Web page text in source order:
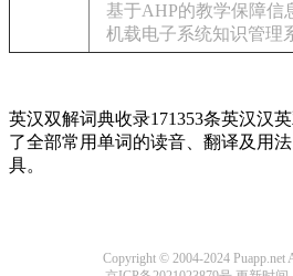
基于AHP的教学保障信
机载电子系统知识管理
英汉双解词典收录171353条英汉汉
了全部常用单词的读音、翻译及用
具。
Copyright © 2004-2024 Puapp.net